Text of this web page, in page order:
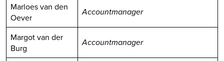
Marloes van den
Oever
Accountmanager
Margot van der
Burg
Accountmanager